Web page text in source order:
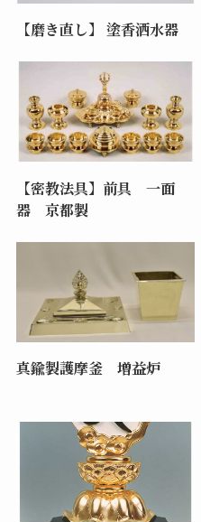
【磨き直し】 塗香洒水器
【密教法具】前具 一面
器 京都製
真鍮製護摩釜 増益炉